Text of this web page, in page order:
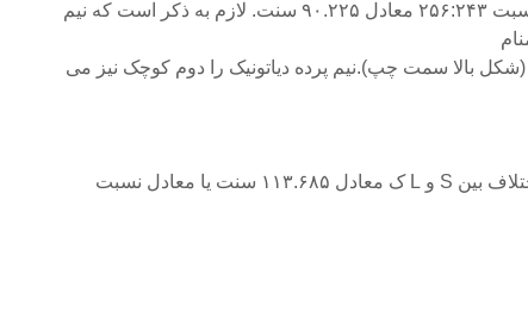
– نیم پرده دیاتونیک S یا لیما: با نسبت ۲۵۶:۲۴۳ معادل ۹۰.۲۲۵ سنت. لازم به ذکر است که نیم
بالا سمت چپ).نیم پرده دیاتونیک را دوم کوچک نیز می
– نیم پرده کروماتیک یا آپوتوم: اختلاف بین S و L ک معادل ۱۱۳.۶۸۵ سنت یا معادل نسبت